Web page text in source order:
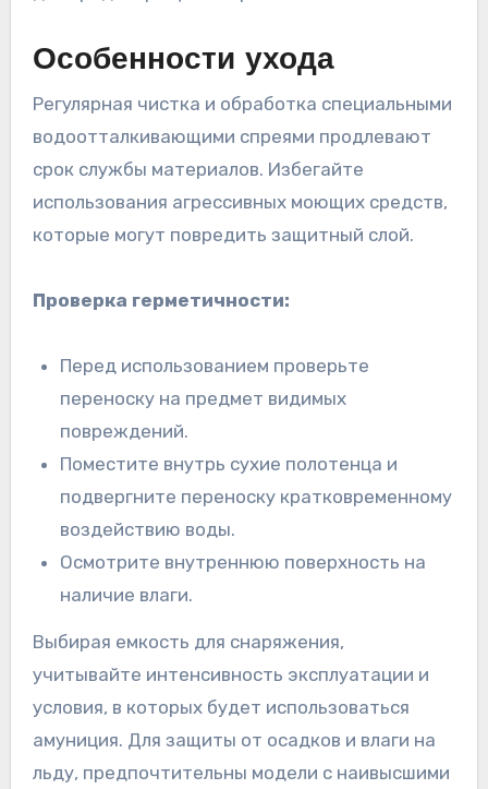
Особенности ухода
Регулярная чистка и обработка специальными
водоотталкивающими спреями продлевают
срок службы материалов. Избегайте
использования агрессивных моющих средств,
которые могут повредить защитный слой.
Проверка герметичности:
Перед использованием проверьте
переноску на предмет видимых
повреждений.
Поместите внутрь сухие полотенца и
подвергните переноску кратковременному
воздействию воды.
Осмотрите внутреннюю поверхность на
наличие влаги.
Выбирая емкость для снаряжения,
учитывайте интенсивность эксплуатации и
условия, в которых будет использоваться
амуниция. Для защиты от осадков и влаги на
льду, предпочтительны модели с наивысшими